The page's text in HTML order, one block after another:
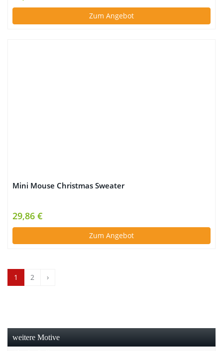
Zum Angebot
Mini Mouse Christmas Sweater
29,86 €
Zum Angebot
1 2 ›
weitere Motive